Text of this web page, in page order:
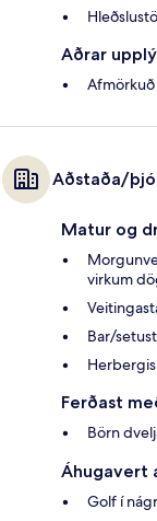
Aðrar
Aðstaða/
Matur og
virkum
Bar/
Ferðast
Börn
Áhugavert
Golf í